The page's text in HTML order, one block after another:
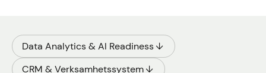
Data Analytics & AI Readiness
CRM & Verksamhetssystem